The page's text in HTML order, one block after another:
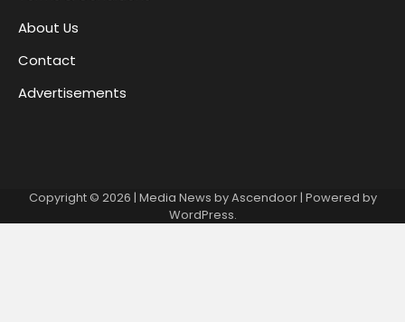
About Us
Contact
Advertisements
Copyright © 2026 | Media News byAscendoor| Powered by
WordPress.